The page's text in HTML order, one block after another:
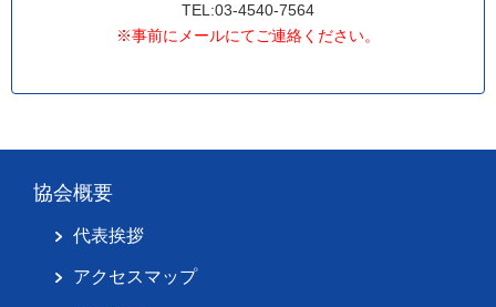
TEL:03-4540-7564
※事前にメールにてご連絡ください。
協会概要
代表挨拶
アクセスマップ